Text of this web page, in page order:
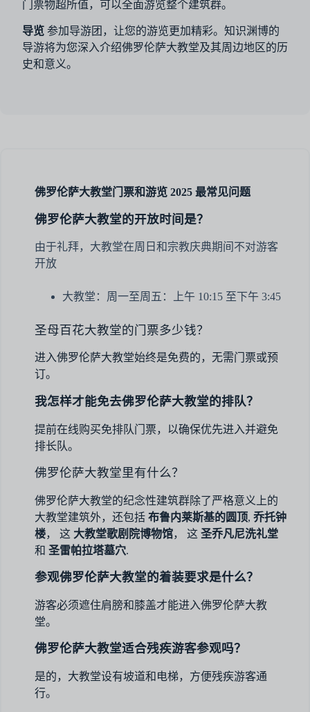
门票物超所值，可以全面游览整个建筑群。
导览 参加导游团，让您的游览更加精彩。知识渊博的
导游将为您深入介绍佛罗伦萨大教堂及其周边地区的历
史和意义。
佛罗伦萨大教堂门票和游览 2025 最常见问题
佛罗伦萨大教堂的开放时间是？
由于礼拜，大教堂在周日和宗教庆典期间不对游客
开放
大教堂：周一至周五：上午 10:15 至下午 3:45
圣母百花大教堂的门票多少钱？
进入佛罗伦萨大教堂始终是免费的，无需门票或预
订。
我怎样才能免去佛罗伦萨大教堂的排队？
提前在线购买免排队门票，以确保优先进入并避免
排长队。
佛罗伦萨大教堂里有什么？
佛罗伦萨大教堂的纪念性建筑群除了严格意义上的
大教堂建筑外，还包括 布鲁内莱斯基的圆顶, 乔托钟
楼， 这 大教堂歌剧院博物馆， 这 圣乔凡尼洗礼堂
和 圣雷帕拉塔墓穴.
参观佛罗伦萨大教堂的着装要求是什么？
游客必须遮住肩膀和膝盖才能进入佛罗伦萨大教
堂。
佛罗伦萨大教堂适合残疾游客参观吗？
是的，大教堂设有坡道和电梯，方便残疾游客通
行。